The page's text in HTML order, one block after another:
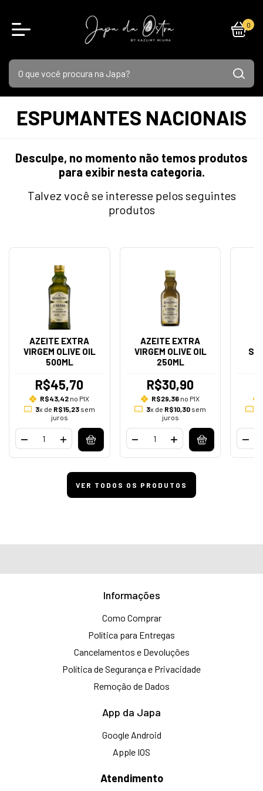
0
ESPUMANTES NACIONAIS
Desculpe, no momento não temos produtos
para exibir nesta categoria.
Talvez você se interesse pelos seguintes
produtos
AZEITE EXTRA
VIRGEM OLIVE OIL
500ML
R$45,70
R$43,42 no PIX
3x de R$15,23 sem
juros
AZEITE EXTRA
VIRGEM OLIVE OIL
250ML
R$30,90
R$29,36 no PIX
3x de R$10,30sem
juros
VER TODOS OS PRODUTOS
Informações
Como Comprar
Política para Entregas
Cancelamentos e Devoluções
Política de Segurança e Privacidade
Remoção de Dados
App da Japa
Google Android
Apple IOS
Atendimento